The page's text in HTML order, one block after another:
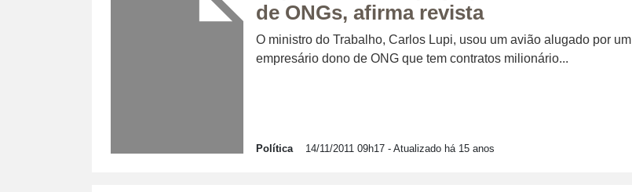
de ONGs, afirma revista
O ministro do Trabalho, Carlos Lupi, usou um avião alugado por um
empresário dono de ONG que tem contratos milionário...
Política 14/11/2011 09h17- Atualizado há 15 anos